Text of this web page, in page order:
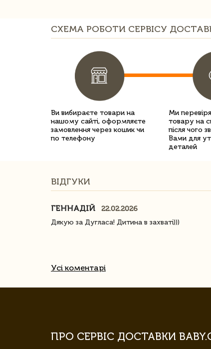
СХЕМА РОБОТИ СЕРВІСУ
Ви вибираєте товари на
нашому сайті, оформляєте
замовлення через кошик чи
по телефону
Ми
товару на
після чого
Вами для
деталей
ВІДГУКИ
ГЕННАДІЙ
22.02.2026
Дякую за Дугласа! Дитина в захваті)))
Усі коментарі
ПРО СЕРВІС ДОСТАВКИ